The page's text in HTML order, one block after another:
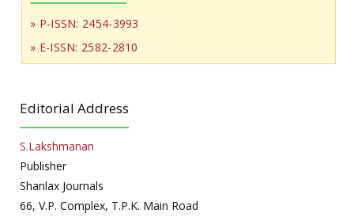
» P-ISSN: 2454-3993
» E-ISSN: 2582-2810
Editorial Address
S.Lakshmanan
Publisher
Shanlax Journals
66, V.P. Complex, T.P.K. Main Road